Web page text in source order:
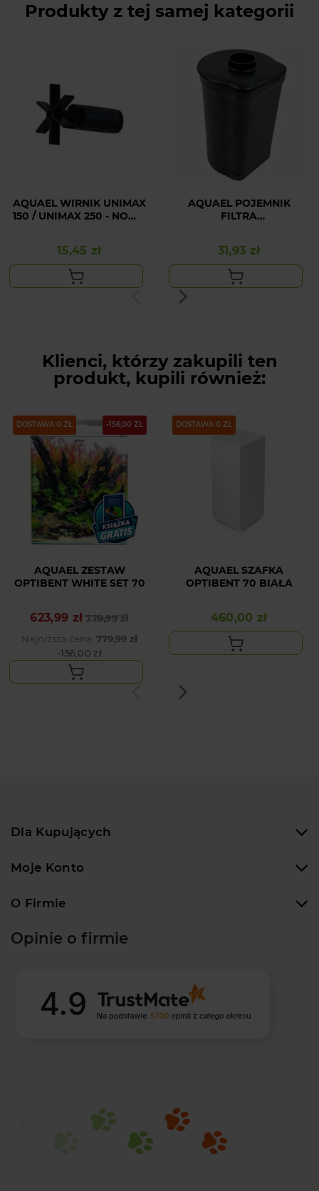
Produkty z tej samej kategorii
AQUAEL WIRNIK UNIMAX
150 / UNIMAX 250 - NOWY
Cena
15,45 zł
AQUAEL POJEMNIK
FILTRA
Cena
31,93 zł
Klienci, którzy zakupili ten
produkt, kupili również:
-156,00 ZŁ
DOSTAWA 0 ZŁ
AQUAEL ZESTAW
OPTIBENT WHITE SET 70
Cena podstawowa
779,99 zł
Cena
623,99 zł
Najniższa cena: 779,99 zł
-156,00 zł
DOSTAWA 0 ZŁ
AQUAEL SZAFKA
OPTIBENT 70 BIAŁA
Cena
460,00 zł
Dla Kupujących
Moje Konto
O Firmie
Opinie o firmie